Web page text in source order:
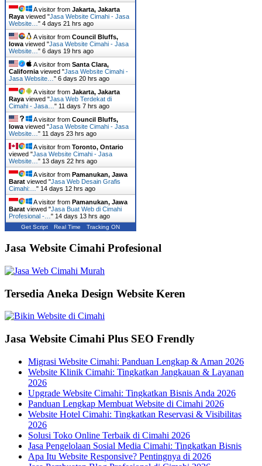
A visitor from Jakarta, Jakarta
Raya viewed "Jasa Website Cimahi - Jasa
Website… " 4 days 21 hrs ago
A visitor from Council Bluffs,
Iowa viewed "Jasa Website Cimahi - Jasa
Website… " 6 days 19 hrs ago
A visitor from Santa Clara,
California viewed "Jasa Website Cimahi -
Jasa Website… " 6 days 20 hrs ago
A visitor from Jakarta, Jakarta
Raya viewed "Jasa Web Terdekat di
Cimahi - Jasa… " 11 days 7 hrs ago
A visitor from Council Bluffs,
Iowa viewed "Jasa Website Cimahi - Jasa
Website… " 11 days 23 hrs ago
A visitor from Toronto, Ontario
viewed "Jasa Website Cimahi - Jasa
Website… " 13 days 22 hrs ago
A visitor from Pamanukan, Jawa
Barat viewed "Jasa Web Desain Grafis
Cimahi:… " 14 days 12 hrs ago
A visitor from Pamanukan, Jawa
Barat viewed "Jasa Buat Web di Cimahi
Profesional -… " 14 days 13 hrs ago
Get Script Real Time Tracking ON
Jasa Website Cimahi Profesional
Tersedia Aneka Design Website Keren
Jasa Website Cimahi Plus SEO Frendly
Migrasi Website Cimahi: Panduan Lengkap & Aman 2026
Website Klinik Cimahi: Tingkatkan Jangkauan & Layanan
2026
Upgrade Website Cimahi: Tingkatkan Bisnis Anda 2026
Panduan Lengkap Membuat Website di Cimahi 2026
Website Hotel Cimahi: Tingkatkan Reservasi & Visibilitas
2026
Solusi Toko Online Terbaik di Cimahi 2026
Jasa Pengelolaan Sosial Media Cimahi: Tingkatkan Bisnis
Apa Itu Website Responsive? Pentingnya di 2026